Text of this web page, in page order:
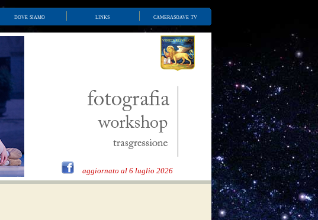
dove siamo links camerasoave tv
aggiornato al 6 luglio 2026